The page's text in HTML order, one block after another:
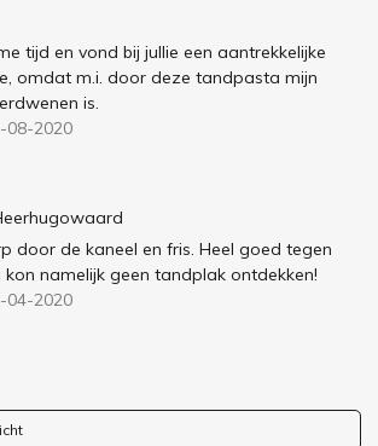
tijd en vond bij jullie een aantrekkelijke
omdat m.i. door deze tandpasta mijn
is.
08-2020
door de kaneel en fris. Heel goed tegen
namelijk geen tandplak ontdekken!
04-2020